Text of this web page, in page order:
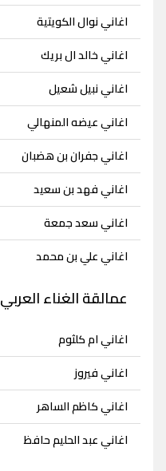
اغاني نوال الكويتية
اغاني خالد ال بريك
اغاني نبيل شعيل
اغاني عيضه المنهالي
اغاني جفران بن هضبان
اغاني فهد بن سعيد
اغاني سعد جمعة
اغاني علي بن محمد
عمالقة الغناء العربي
اغاني ام كلثوم
اغاني فيروز
اغاني كاظم الساهر
اغاني عبد الحليم حافظ